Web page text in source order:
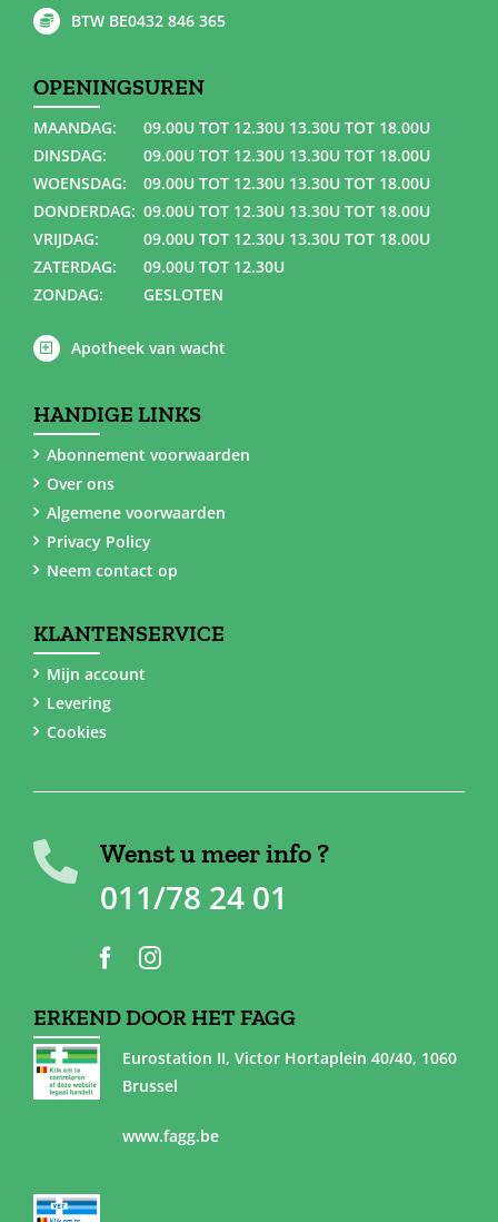
BTW BE0432 846 365
OPENINGSUREN
MAANDAG:
09.00U TOT 12.30U 13.30U TOT 18.00U
DINSDAG:
09.00U TOT 12.30U 13.30U TOT 18.00U
WOENSDAG:
09.00U TOT 12.30U 13.30U TOT 18.00U
DONDERDAG: 09.00U TOT 12.30U 13.30U TOT 18.00U
VRIJDAG:
09.00U TOT 12.30U 13.30U TOT 18.00U
ZATERDAG:
09.00U TOT 12.30U
ZONDAG:
GESLOTEN
Apotheek van wacht
HANDIGE LINKS
Abonnement voorwaarden
Over ons
Algemene voorwaarden
Privacy Policy
Neem contact op
KLANTENSERVICE
Mijn account
Levering
Cookies
Wenst u meer info ?
011/78 24 01
ERKEND DOOR HET FAGG
Eurostation II, Victor Hortaplein 40/40, 1060
Brussel
www.fagg.be